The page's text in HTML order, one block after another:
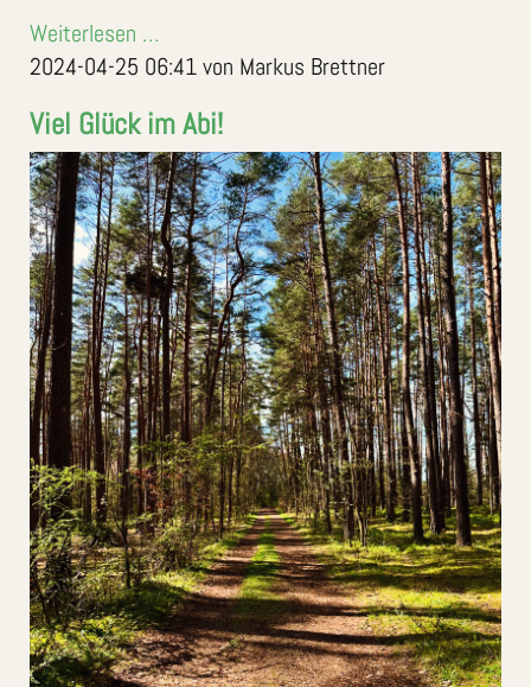
Weiterlesen …
2024-04-25 06:41von Markus Brettner
Viel Glück im Abi!